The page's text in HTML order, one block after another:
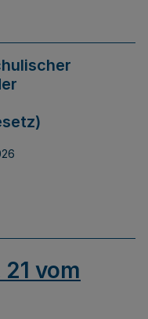
21 vom